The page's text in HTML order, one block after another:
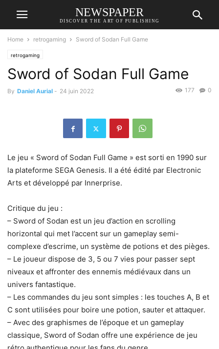
NEWSPAPER
DISCOVER THE ART OF PUBLISHING
Home retrogaming Sword of Sodan Full Game
retrogaming
Sword of Sodan Full Game
By Daniel Aurial - 24 juin 2022 0
177
Le jeu « Sword of Sodan Full Game » est sorti en 1990 sur
la plateforme SEGA Genesis. Il a été édité par Electronic
Arts et développé par Innerprise.
Critique du jeu :
– Sword of Sodan est un jeu d’action en scrolling
horizontal qui met l’accent sur un gameplay semi-
complexe d’escrime, un système de potions et des pièges.
– Le joueur dispose de 3, 5 ou 7 vies pour passer sept
niveaux et affronter des ennemis médiévaux dans un
univers fantastique.
– Les commandes du jeu sont simples : les touches A, B et
C sont utilisées pour boire une potion, sauter et attaquer.
– Avec des graphismes de l’époque et un gameplay
classique, Sword of Sodan offre une expérience de jeu